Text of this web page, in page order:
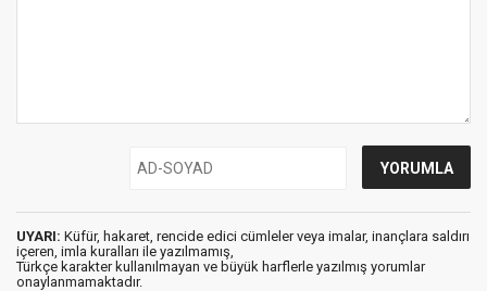
UYARI: Küfür, hakaret, rencide edici cümleler veya imalar, inançlara saldırı
içeren, imla kuralları ile yazılmamış,
Türkçe karakter kullanılmayan ve büyük harflerle yazılmış yorumlar
onaylanmamaktadır.